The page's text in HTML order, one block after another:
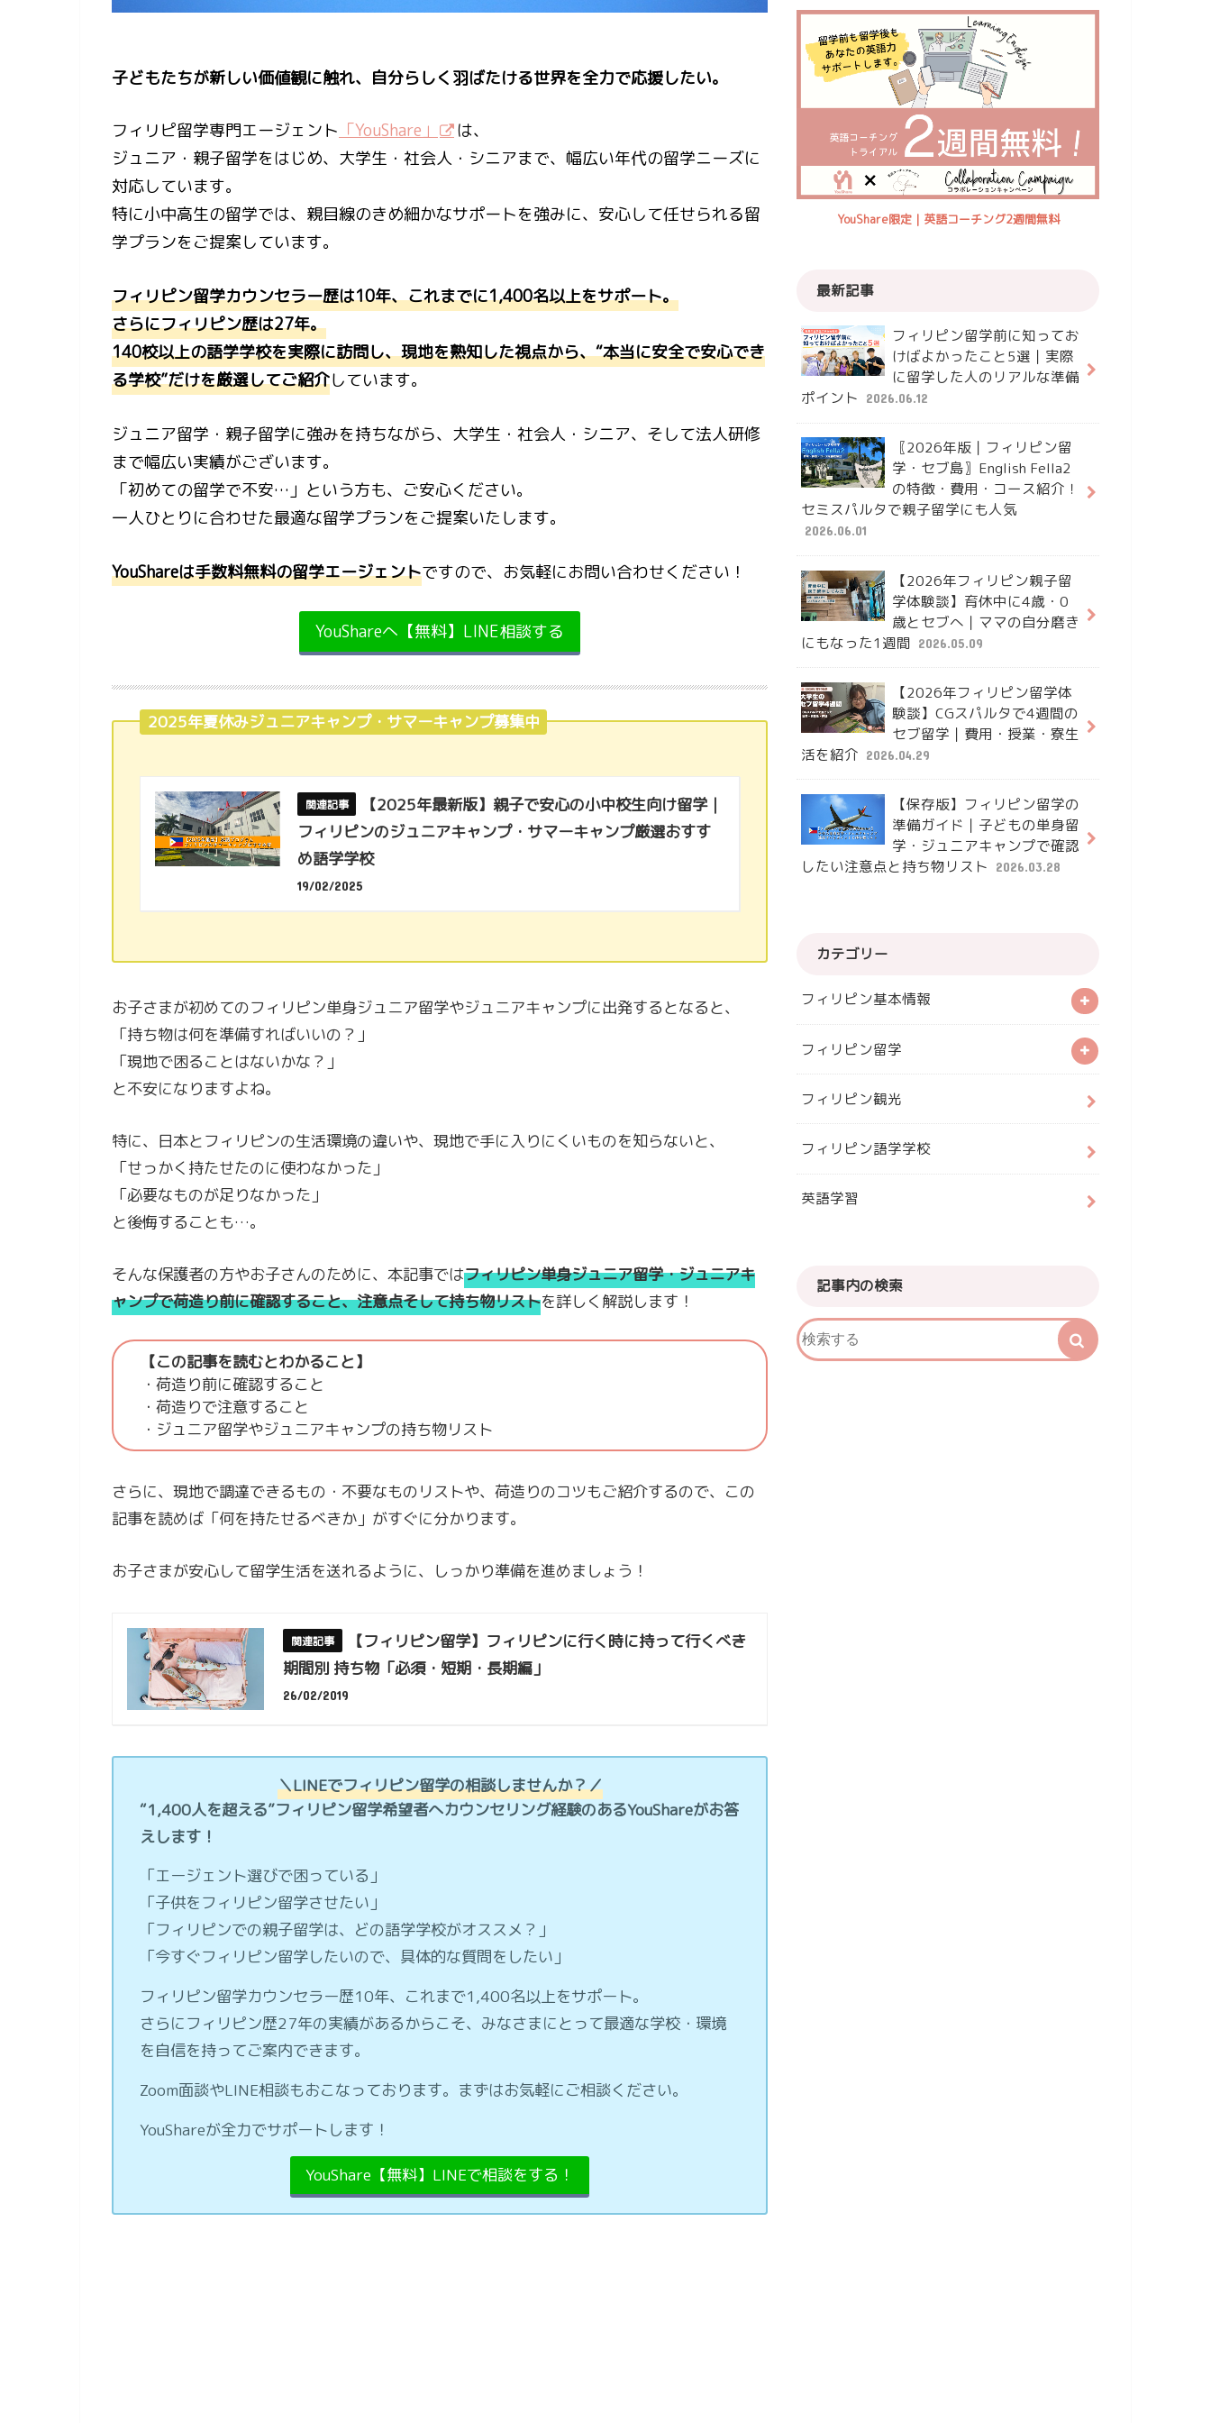
子どもたちが新しい価値観に触れ、自分らしく羽ばたける世界を全力で応援したい。
フィリピ留学専門エージェント 「YouShare」
は、
ジュニア・親子留学をはじめ、大学生・社会人・シニアまで、幅広い年代の留学ニーズに
対応しています。
特に小中高生の留学では、親目線のきめ細かなサポートを強みに、安心して任せられる留
学プランをご提案しています。
フィリピン留学カウンセラー歴は10年、これまでに1,400名以上をサポート。
さらにフィリピン歴は27年。
140校以上の語学学校を実際に訪問し、現地を熟知した視点から、“本当に安全で安心でき
る学校”だけを厳選してご紹介しています。
ジュニア留学・親子留学に強みを持ちながら、大学生・社会人・シニア、そして法人研修
まで幅広い実績がございます。
「初めての留学で不安…」という方も、ご安心ください。
一人ひとりに合わせた最適な留学プランをご提案いたします。
YouShareは手数料無料の留学エージェントですので、お気軽にお問い合わせください！
YouShareへ【無料】LINE相談する
2025年夏休みジュニアキャンプ・サマーキャンプ募集中
【2025年最新版】親子で安心の小中校生向け留学｜
フィリピンのジュニアキャンプ・サマーキャンプ厳選おすす
め語学学校
19/02/2025
お子さまが初めてのフィリピン単身ジュニア留学やジュニアキャンプに出発するとなると、
「持ち物は何を準備すればいいの？」
「現地で困ることはないかな？」
と不安になりますよね。
特に、日本とフィリピンの生活環境の違いや、現地で手に入りにくいものを知らないと、
「せっかく持たせたのに使わなかった」
「必要なものが足りなかった」
と後悔することも…。
そんな保護者の方やお子さんのために、本記事ではフィリピン単身ジュニア留学・ジュニアキ
ャンプで荷造り前に確認すること、注意点そして持ち物リストを詳しく解説します！
【この記事を読むとわかること】
・荷造り前に確認すること
・荷造りで注意すること
・ジュニア留学やジュニアキャンプの持ち物リスト
さらに、現地で調達できるもの・不要なものリストや、荷造りのコツもご紹介するので、この
記事を読めば「何を持たせるべきか」がすぐに分かります。
お子さまが安心して留学生活を送れるように、しっかり準備を進めましょう！
【フィリピン留学】フィリピンに行く時に持って行くべき
期間別 持ち物「必須・短期・長期編」
26/02/2019
＼LINEでフィリピン留学の相談しませんか？／
“1,400人を超える”フィリピン留学希望者へカウンセリング経験のあるYouShareがお答
えします！
「エージェント選びで困っている」
「子供をフィリピン留学させたい」
「フィリピンでの親子留学は、どの語学学校がオススメ？」
「今すぐフィリピン留学したいので、具体的な質問をしたい」
フィリピン留学カウンセラー歴10年、これまで1,400名以上をサポート。
さらにフィリピン歴27年の実績があるからこそ、みなさまにとって最適な学校・環境
を自信を持ってご案内できます。
Zoom面談やLINE相談もおこなっております。まずはお気軽にご相談ください。
YouShareが全力でサポートします！
YouShare【無料】LINEで相談をする！
YouShare限定｜英語コーチング2週間無料
最新記事
フィリピン留学前に知ってお
けばよかったこと5選｜実際
に留学した人のリアルな準備
ポイント
2026.06.12
〖2026年版｜フィリピン留
学・セブ島〗English Fella2
の特徴・費用・コース紹介！
セミスパルタで親子留学にも人気
2026.06.01
【2026年フィリピン親子留
学体験談】育休中に4歳・0
歳とセブへ｜ママの自分磨き
にもなった1週間 2026.05.09
【2026年フィリピン留学体
験談】CGスパルタで4週間の
セブ留学｜費用・授業・寮生
活を紹介 2026.04.29
【保存版】フィリピン留学の
準備ガイド｜子どもの単身留
学・ジュニアキャンプで確認
したい注意点と持ち物リスト
2026.03.28
カテゴリー
フィリピン基本情報
フィリピン留学
フィリピン観光
フィリピン語学学校
英語学習
記事内の検索